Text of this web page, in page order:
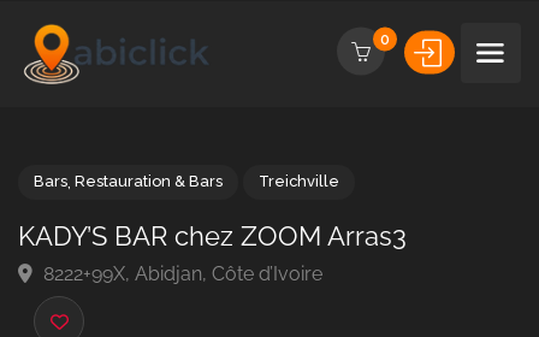
0
KADY’S BAR chez ZOOM Arras3
8222+99X, Abidjan, Côte d’Ivoire